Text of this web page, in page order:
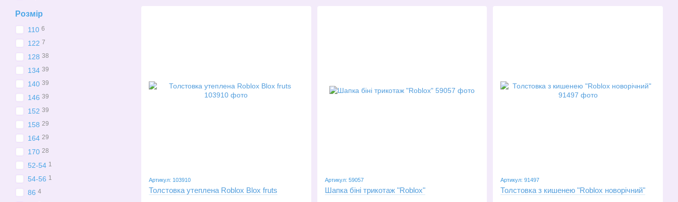
Артикул: 103910
Толстовка утеплена Roblox Blox fruts
Артикул: 59057
Шапка біні трикотаж "Roblox"
Артикул: 91497
Толстовка з кишенею "Roblox новорічний"
Розмір
110 6
122 7
128 38
134 39
140 39
146 39
152 39
158 29
164 29
170 28
52-54 1
54-56 1
86 4